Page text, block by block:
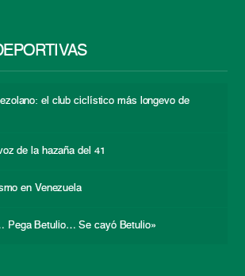
el club ciclístico más longevo de
de la hazaña del 41
en Venezuela
Pega Betulio… Se cayó Betulio»